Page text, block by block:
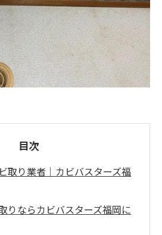
目次
取り業者｜カビバスターズ福
りならカビバスターズ福岡に